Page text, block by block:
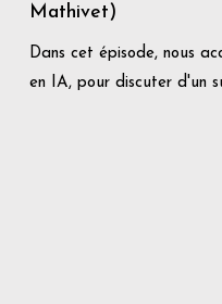
Mathivet)
Dans cet épisode, nous
en IA, pour discuter d'un